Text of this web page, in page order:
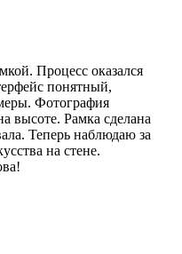
Процесс оказался
понятный,
Фотография
высоте. Рамка сделана
Теперь наблюдаю за
на стене.